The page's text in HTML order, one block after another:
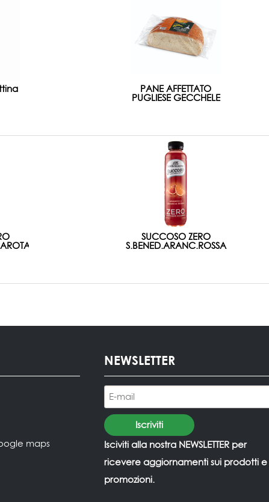
PANE AFFETTATO
PUGLIESE GECCHELE
SUCCOSO ZERO
S.BENED.ARANC.ROSSA
maps
NEWSLETTER
Isciviti alla nostra NEWSLETTER per
ricevere aggiornamenti sui prodotti e
promozioni.